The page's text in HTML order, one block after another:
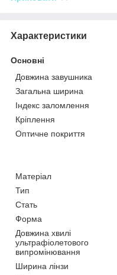
Характеристики
Основні
Довжина завушника
Загальна ширина
Індекс заломлення
Кріплення
Оптичне покриття
Матеріал
Тип
Стать
Форма
Довжина хвилі
ультрафіолетового
випромінювання
Ширина лінзи